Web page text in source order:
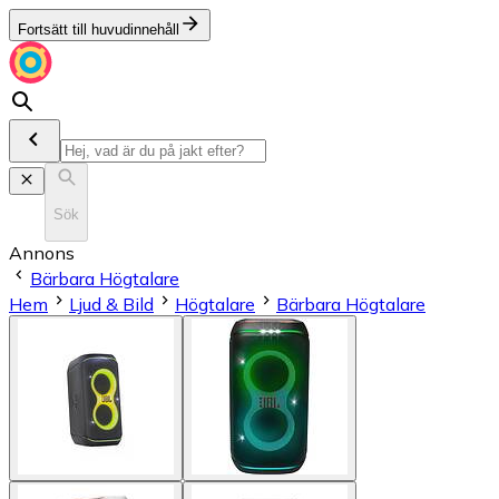
Fortsätt till huvudinnehåll
Sök
Annons
Bärbara Högtalare
Hem
Ljud & Bild Högtalare Bärbara Högtalare